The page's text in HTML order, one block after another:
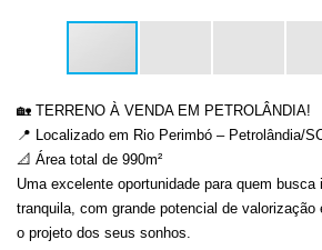
🏡 TERRENO À VENDA EM PETROLÂNDIA!
📍 Localizado em Rio Perimbó – Petrolândia/
📐 Área total de 990m²
Uma excelente oportunidade para quem
tranquila, com grande potencial de valorização
o projeto dos seus sonhos.